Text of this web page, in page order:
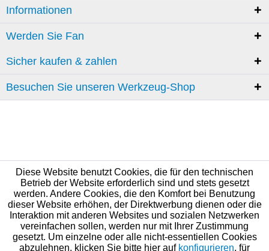
Informationen
Werden Sie Fan
Sicher kaufen & zahlen
Besuchen Sie unseren Werkzeug-Shop
Diese Website benutzt Cookies, die für den technischen
Betrieb der Website erforderlich sind und stets gesetzt
werden. Andere Cookies, die den Komfort bei Benutzung
dieser Website erhöhen, der Direktwerbung dienen oder die
Interaktion mit anderen Websites und sozialen Netzwerken
vereinfachen sollen, werden nur mit Ihrer Zustimmung
gesetzt. Um einzelne oder alle nicht-essentiellen Cookies
abzulehnen, klicken Sie bitte hier auf konfigurieren, für